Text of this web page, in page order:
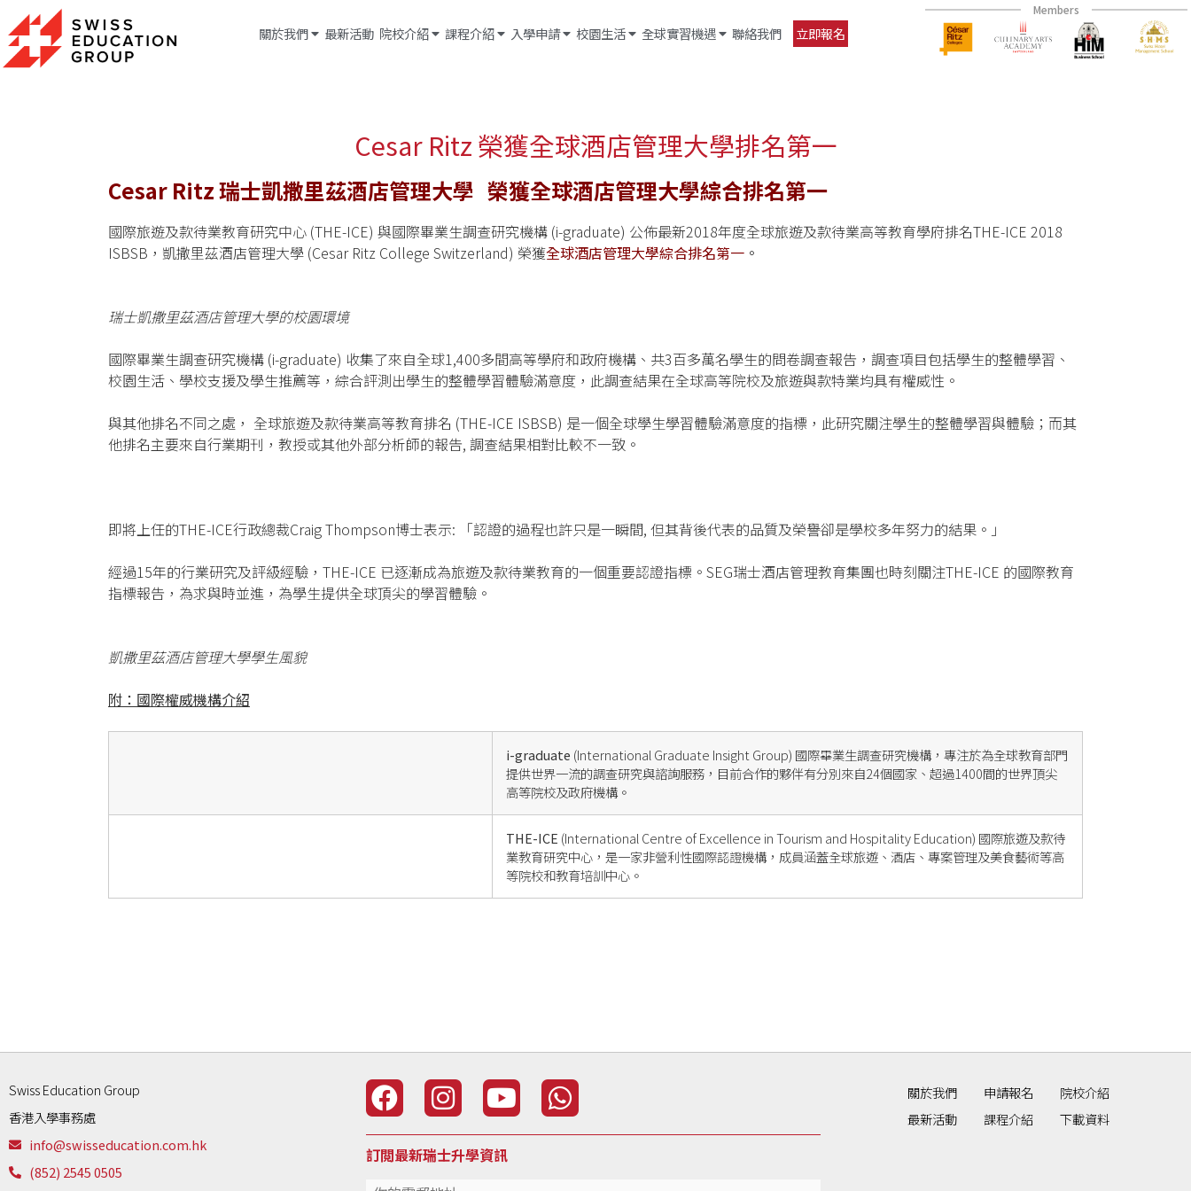
關於我們 最新活動 院校介紹 課程介紹 入學申請 校園生活 全球實習機遇 聯絡我們 立即報名
Members
Cesar Ritz 榮獲全球酒店管理大學排名第一
Cesar Ritz瑞士凱撒里茲酒店管理大學 榮獲全球酒店管理大學綜合排名第一
國際旅遊及款待業教育研究中心 (THE-ICE) 與國際畢業生調查研究機構 (i-graduate) 公佈最新2018年度全球旅遊及款待業高等教育學府排名THE-ICE 2018
ISBSB，凱撒里茲酒店管理大學 (Cesar Ritz College Switzerland) 榮獲全球酒店管理大學綜合排名第一 。
瑞士凱撒里茲酒店管理大學的校園環境
國際畢業生調查研究機構 (i-graduate) 收集了來自全球1,400多間高等學府和政府機構、共3百多萬名學生的問卷調查報告，調查項目包括學生的整體學習、
校園生活、學校支援及學生推薦等，綜合評測出學生的整體學習體驗滿意度，此調查結果在全球高等院校及旅遊與款特業均具有權威性。
與其他排名不同之處， 全球旅遊及款待業高等教育排名 (THE-ICE ISBSB) 是一個全球學生學習體驗滿意度的指標，此研究關注學生的整體學習與體驗；而其
他排名主要來自行業期刊，教授或其他外部分析師的報告, 調查結果相對比較不一致。
即將上任的THE-ICE行政總裁Craig Thompson博士表示: 「認證的過程也許只是一瞬間, 但其背後代表的品質及榮譽卻是學校多年努力的結果。」
經過15年的行業研究及評級經驗，THE-ICE 已逐漸成為旅遊及款待業教育的一個重要認證指標。SEG瑞士酒店管理教育集團也時刻關注THE-ICE 的國際教育
指標報告，為求與時並進，為學生提供全球頂尖的學習體驗。
凱撒里茲酒店管理大學學生風貌
附：國際權威機構介紹
i-graduate (International Graduate Insight Group) 國際畢業生調查研究機構，專注於為全球教育部門
提供世界一流的調查研究與諮詢服務，目前合作的夥伴有分別來自24個國家、超過1400間的世界頂尖
高等院校及政府機構。
THE-ICE (International Centre of Excellence in Tourism and Hospitality Education) 國際旅遊及款待
業教育研究中心，是一家非營利性國際認證機構，成員涵蓋全球旅遊、酒店、專案管理及美食藝術等高
等院校和教育培訓中心。
Swiss Education Group
香港入學事務處
info@swisseducation.com.hk
(852) 2545 0505
訂閲最新瑞士升學資訊
關於我們 申請報名
院校介紹
最新活動
課程介紹 下載資料